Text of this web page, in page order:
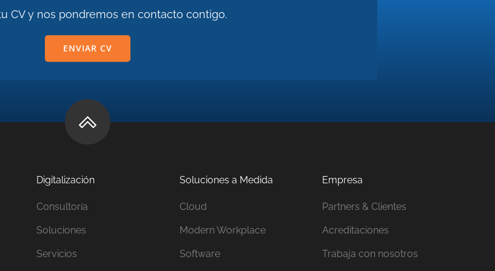
CV y nos pondremos en contacto contigo.
ENVIAR CV
Digitalización
Consultoría
Soluciones
Servicios
Soluciones a Medida
Cloud
Modern Workplace
Software
Empresa
Partners & Clientes
Acreditaciones
Trabaja con nosotros